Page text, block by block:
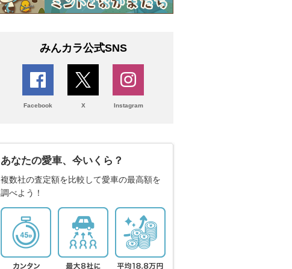
みんカラ公式SNS
Facebook X Instagram
あなたの愛車、今いくら？
複数社の査定額を比較して愛車の最高額を
調べよう！